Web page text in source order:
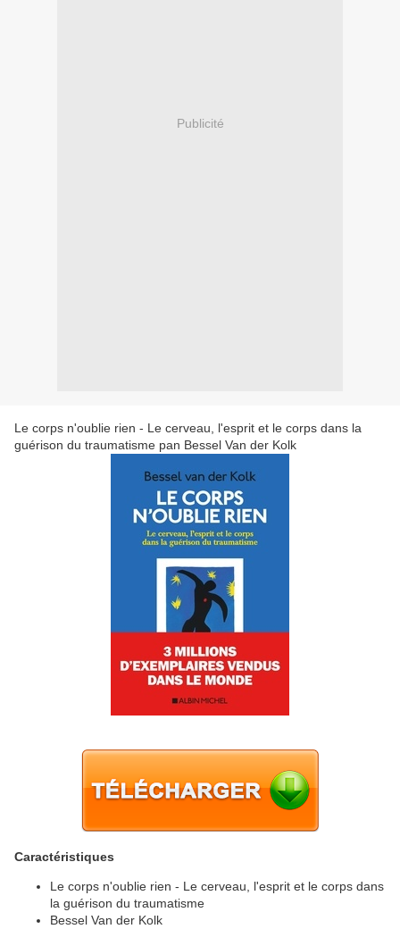
Publicité
Le corps n'oublie rien - Le cerveau, l'esprit et le corps dans la
guérison du traumatisme pan Bessel Van der Kolk
Caractéristiques
Le corps n'oublie rien - Le cerveau, l'esprit et le corps dans
la guérison du traumatisme
Bessel Van der Kolk